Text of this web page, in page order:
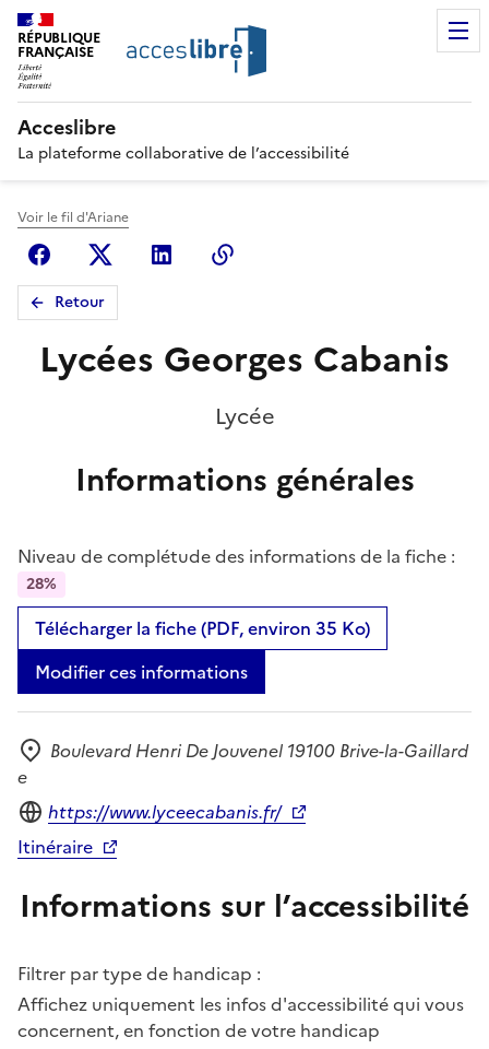
RÉPUBLIQUE
FRANÇAISE
Acceslibre
La plateforme collaborative de l’accessibilité
Voir le fil d'Ariane
FacebookX (anciennement Twitter)
Linkedin
Retour
Lycées Georges Cabanis
Lycée
Informations générales
Niveau de complétude des informations de la fiche :
28%
Télécharger la fiche (PDF, environ 35 Ko)
Modifier ces informations
Adresse
Boulevard Henri De Jouvenel 19100 Brive-la-Gaillard
e
Site internet
https://www.lyceecabanis.fr/
Itinéraire
Informations sur l’accessibilité
Filtrer par type de handicap :
Affichez uniquement les infos d'accessibilité qui vous
concernent, en fonction de votre handicap